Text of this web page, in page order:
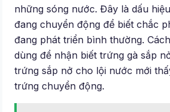
những sóng nước. Đây là dấu
đang chuyển động để biết chắc
đang phát triển bình thường.
dùng để nhận biết trứng gà sắp
trứng sắp nở cho lội nước mới
trứng chuyển động.